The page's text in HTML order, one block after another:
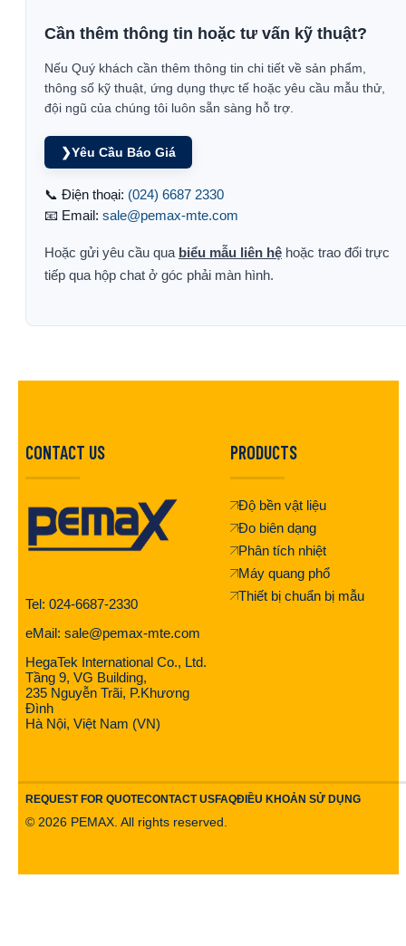
Cần thêm thông tin hoặc tư vấn kỹ thuật?
Nếu Quý khách cần thêm thông tin chi tiết về sản phẩm,
thông số kỹ thuật, ứng dụng thực tế hoặc yêu cầu mẫu thử,
đội ngũ của chúng tôi luôn sẵn sàng hỗ trợ.
❯Yêu Cầu Báo Giá
📞 Điện thoại: (024) 6687 2330
📧 Email: sale@pemax-mte.com
Hoặc gửi yêu cầu qua biểu mẫu liên hệ hoặc trao đổi trực
tiếp qua hộp chat ở góc phải màn hình.
CONTACT US
Tel: 024-6687-2330
eMail: sale@pemax-mte.com
HegaTek International Co., Ltd.
Tầng 9, VG Building,
235 Nguyễn Trãi, P.Khương
Đình
Hà Nội, Việt Nam (VN)
PRODUCTS
Độ bền vật liệu
Đo biên dạng
Phân tích nhiệt
Máy quang phổ
Thiết bị chuẩn bị mẫu
REQUEST FOR QUOTECONTACT USFAQĐIỀU KHOẢN SỬ DỤNG
© 2026 PEMAX. All rights reserved.